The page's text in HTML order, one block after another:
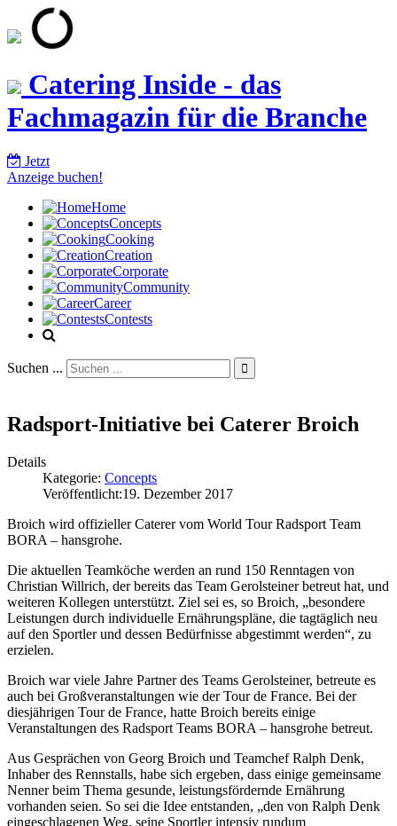
Catering Inside - das
Fachmagazin für die Branche
Jetzt
Anzeige buchen!
Home
Concepts
Cooking
Creation
Corporate
Community
Career
Contests
Suchen ... 
Radsport-Initiative bei Caterer Broich
Details
Kategorie: Concepts
Veröffentlicht:19. Dezember 2017
Broich wird offizieller Caterer vom World Tour Radsport Team
BORA – hansgrohe.
Die aktuellen Teamköche werden an rund 150 Renntagen von
Christian Willrich, der bereits das Team Gerolsteiner betreut hat, und
weiteren Kollegen unterstützt. Ziel sei es, so Broich, „besondere
Leistungen durch individuelle Ernährungspläne, die tagtäglich neu
auf den Sportler und dessen Bedürfnisse abgestimmt werden“, zu
erzielen.
Broich war viele Jahre Partner des Teams Gerolsteiner, betreute es
auch bei Großveranstaltungen wie der Tour de France. Bei der
diesjährigen Tour de France, hatte Broich bereits einige
Veranstaltungen des Radsport Teams BORA – hansgrohe betreut.
Aus Gesprächen von Georg Broich und Teamchef Ralph Denk,
Inhaber des Rennstalls, habe sich ergeben, dass einige gemeinsame
Nenner beim Thema gesunde, leistungsfördernde Ernährung
vorhanden seien. So sei die Idee entstanden, „den von Ralph Denk
eingeschlagenen Weg, seine Sportler intensiv rundum